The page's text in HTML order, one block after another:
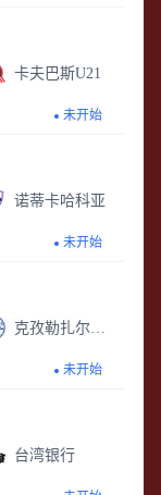
卡夫巴斯U21
未开始
诺蒂卡哈科亚
未开始
未开始
台湾银行